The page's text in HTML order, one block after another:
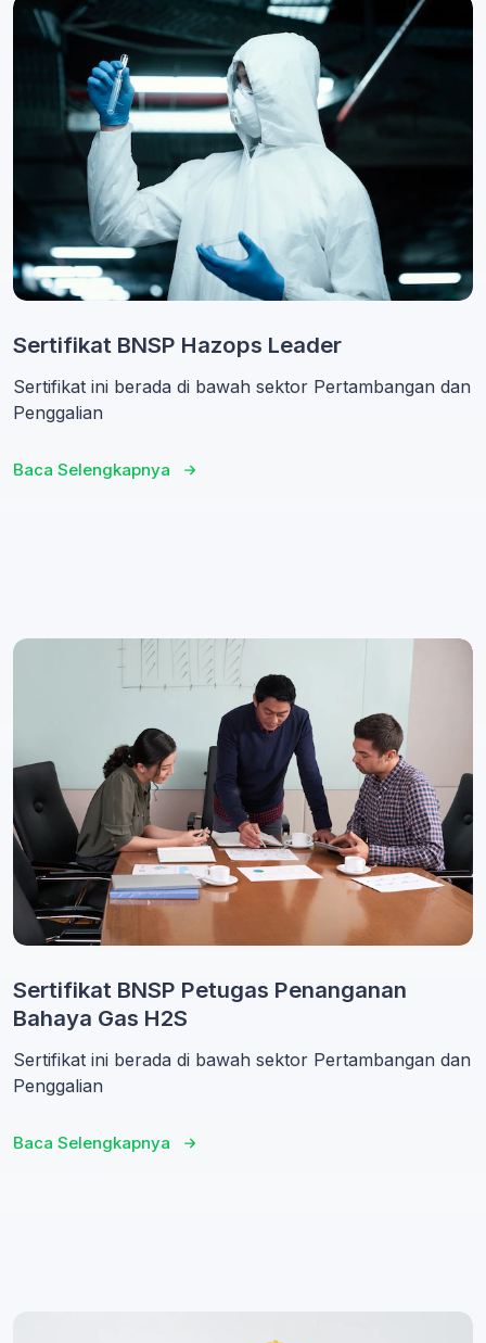
Sertifikat BNSP Hazops Leader
Sertifikat ini berada di bawah sektor Pertambangan dan
Penggalian
Baca Selengkapnya
Sertifikat BNSP Petugas Penanganan
Bahaya Gas H2S
Sertifikat ini berada di bawah sektor Pertambangan dan
Penggalian
Baca Selengkapnya